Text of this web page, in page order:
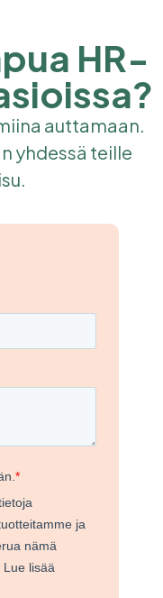
HR-
auttamaan.
yhdessä teille